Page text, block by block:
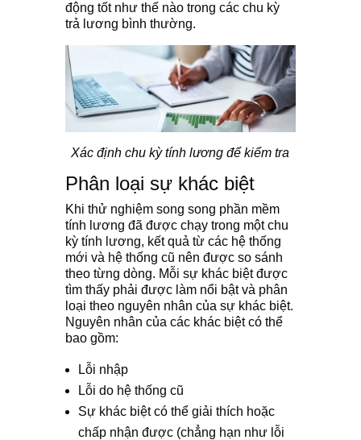
động tốt như thế nào trong các chu kỳ
trả lương bình thường.
Xác định chu kỳ tính lương để kiểm tra
Phân loại sự khác biệt
Khi thử nghiệm song song phần mềm
tính lương đã được chạy trong một chu
kỳ tính lương, kết quả từ các hệ thống
mới và hệ thống cũ nên được so sánh
theo từng dòng. Mỗi sự khác biệt được
tìm thấy phải được làm nổi bật và phân
loại theo nguyên nhân của sự khác biệt.
Nguyên nhân của các khác biệt có thể
bao gồm:
Lỗi nhập
Lỗi do hệ thống cũ
Sự khác biệt có thể giải thích hoặc
chấp nhận được (chẳng hạn như lỗi